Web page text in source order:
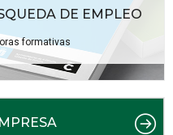
DE EMPLEO
formativas